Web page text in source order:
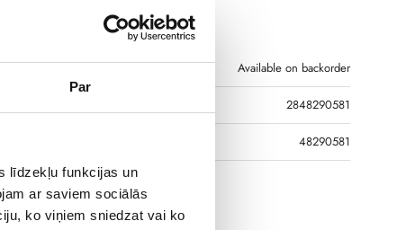
Par
līdzekļu funkcijas un
ar saviem sociālās
ko viņiem sniedzat vai ko
Available on backorder
2848290581
48290581
cable 0.2m x3